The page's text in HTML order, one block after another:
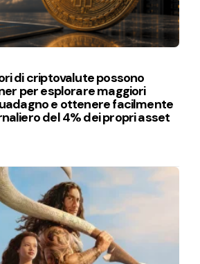
di criptovalute possono
per esplorare maggiori
e ottenere facilmente
del 4% dei propri asset